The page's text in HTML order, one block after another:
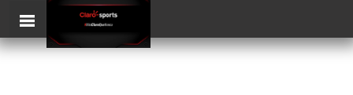
content
ClaroSports